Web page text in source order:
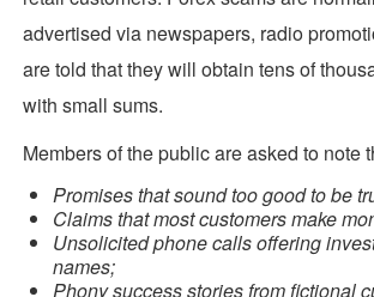
advertised via newspapers, radio
are told that they will obtain tens of
with small sums.
Members of the public are asked to
Promises that sound too good to be
Claims that most customers make
Unsolicited phone calls offering
names;
Phony success stories from fictional